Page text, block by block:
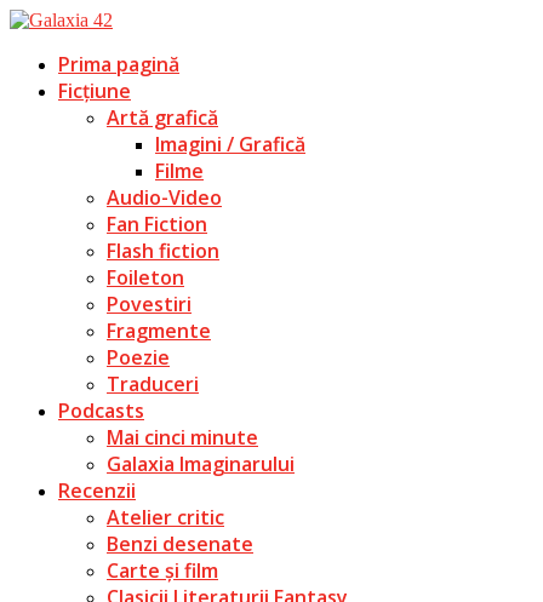
Prima pagină
Ficțiune
Artă grafică
Imagini / Grafică
Filme
Audio-Video
Fan Fiction
Flash fiction
Foileton
Povestiri
Fragmente
Poezie
Traduceri
Podcasts
Mai cinci minute
Galaxia Imaginarului
Recenzii
Atelier critic
Benzi desenate
Carte și film